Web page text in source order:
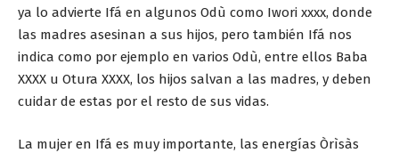
ya lo advierte Ifá en algunos Odù como Iwori xxxx, donde
las madres asesinan a sus hijos, pero también Ifá nos
indica como por ejemplo en varios Odù, entre ellos Baba
XXXX u Otura XXXX, los hijos salvan a las madres, y deben
cuidar de estas por el resto de sus vidas.
La mujer en Ifá es muy importante, las energías Òrìsàs